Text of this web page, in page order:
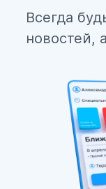
Всегда
новостей,